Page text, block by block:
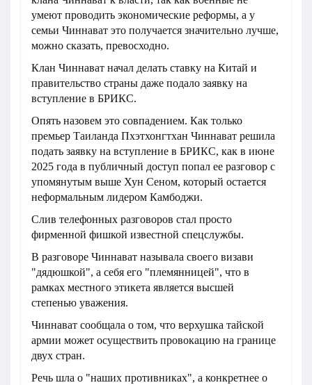
умеют проводить экономические реформы, а у
семьи Чиннават это получается значительно лучше,
можно сказать, превосходно.
Клан Чиннават начал делать ставку на Китай и
правительство страны даже подало заявку на
вступление в БРИКС.
Опять назовем это совпадением. Как только
премьер Таиланда Пхэтхонгтхан Чиннават решила
подать заявку на вступление в БРИКС, как в июне
2025 года в публичный доступ попал ее разговор с
упомянутым выше Хун Сеном, который остается
неформальным лидером Камбоджи.
Слив телефонных разговоров стал просто
фирменной фишкой известной спецслужбы.
В разговоре Чиннават называла своего визави
"дядюшкой", а себя его "племянницей", что в
рамках местного этикета является высшей
степенью уважения.
Чиннават сообщала о том, что верхушка тайской
армии может осуществить провокацию на границе
двух стран.
Речь шла о "наших противниках", а конкретнее о